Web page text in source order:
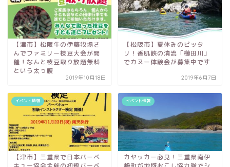
【津市】松阪牛の伊藤牧場さ
んでファミリー枝豆大会が開
催！なんと枝豆取り放題無料
という太っ腹
2019年10月18日
【松阪市】夏休みのピッタ
リ！香肌峡の清流「櫛田川」
でカヌー体験会が募集中です
2019年6月7日
イベント情報
【津市】三重県で日本バーベ
イベント情報
カヤッカー必見！三重県南伊